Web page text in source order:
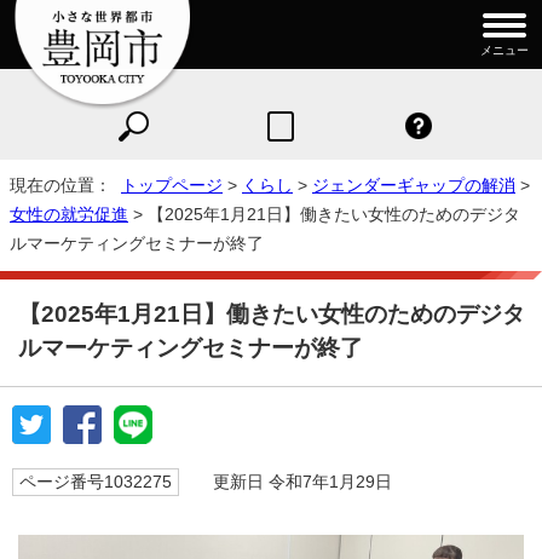
メニュー
現在の位置： トップページ > くらし > ジェンダーギャップの解消 >
女性の就労促進 > 【2025年1月21日】働きたい女性のためのデジタ
ルマーケティングセミナーが終了
【2025年1月21日】働きたい女性のためのデジタ
ルマーケティングセミナーが終了
ページ番号1032275 更新日 令和7年1月29日